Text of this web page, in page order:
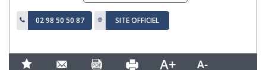
02 98 50 50 87 SITE OFFICIEL